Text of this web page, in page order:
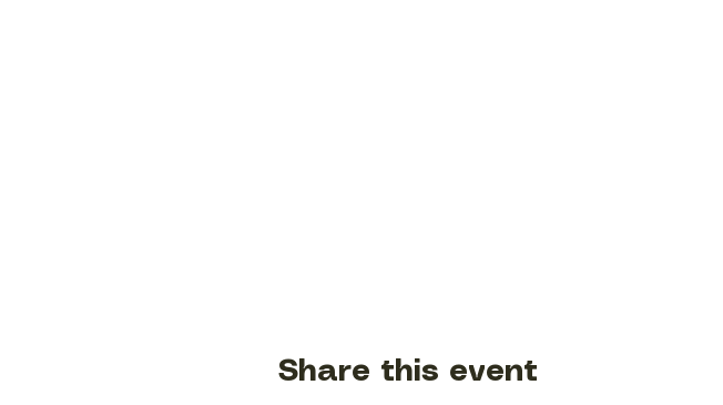
Share this event